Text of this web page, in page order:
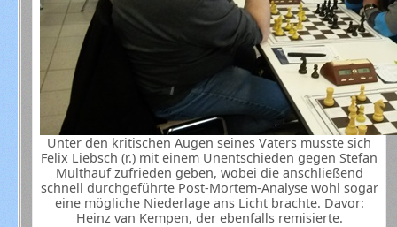
Unter den kritischen Augen seines Vaters musste sich
Felix Liebsch (r.) mit einem Unentschieden gegen Stefan
Multhauf zufrieden geben, wobei die anschließend
schnell durchgeführte Post-Mortem-Analyse wohl sogar
eine mögliche Niederlage ans Licht brachte. Davor:
Heinz van Kempen, der ebenfalls remisierte.